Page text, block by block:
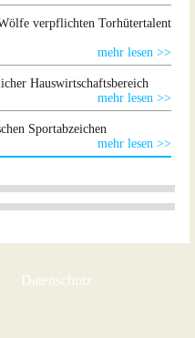
verpflichten Torhütertalent
mehr lesen >>
Hauswirtschaftsbereich
mehr lesen >>
Sportabzeichen
mehr lesen >>
Datenschutz